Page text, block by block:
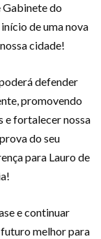
Gabinete do
de uma nova
cidade!
defender
promovendo
e fortalecer nossa
do seu
para Lauro de
e continuar
melhor para